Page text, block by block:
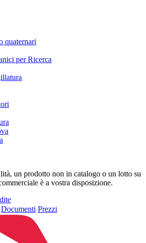
quaternari
per Ricerca
un prodotto non in catalogo o un lotto su
è a vostra disposizione.
Documenti Prezzi